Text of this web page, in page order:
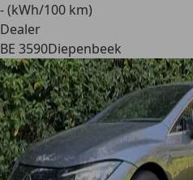
- (kWh/100 km)
Dealer
BE 3590Diepenbeek